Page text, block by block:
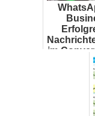
im